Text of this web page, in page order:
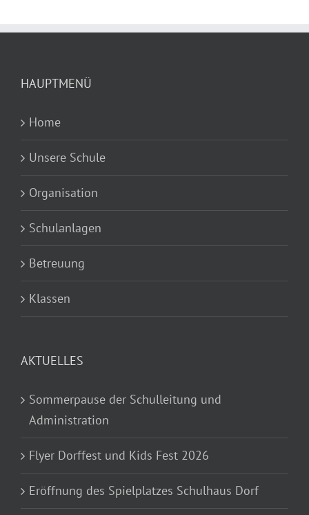
HAUPTMENÜ
Home
Unsere Schule
Organisation
Schulanlagen
Betreuung
Klassen
AKTUELLES
Sommerpause der Schulleitung und
Administration
Flyer Dorffest und Kids Fest 2026
Eröffnung des Spielplatzes Schulhaus Dorf